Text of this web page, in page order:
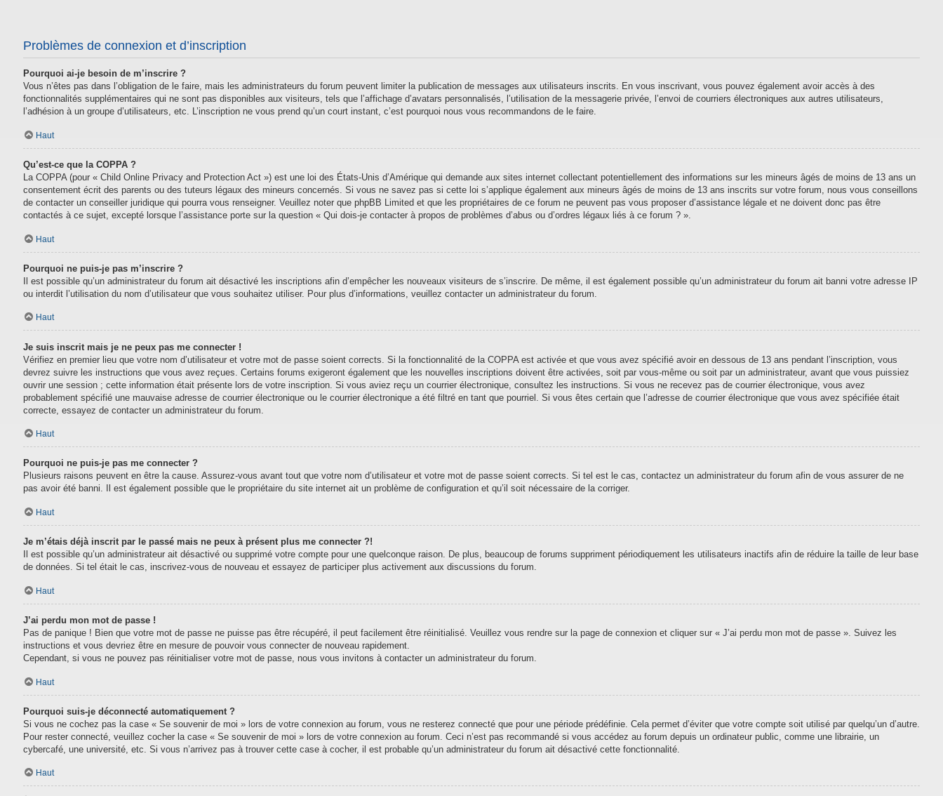
Problèmes de connexion et d’inscription
Pourquoi ai-je besoin de m’inscrire ?
Vous n’êtes pas dans l’obligation de le faire, mais les administrateurs du forum peuvent limiter la publication de messages aux utilisateurs inscrits. En vous inscrivant, vous pouvez également avoir accès à des
fonctionnalités supplémentaires qui ne sont pas disponibles aux visiteurs, tels que l’affichage d’avatars personnalisés, l’utilisation de la messagerie privée, l’envoi de courriers électroniques aux autres utilisateurs,
l’adhésion à un groupe d’utilisateurs, etc. L’inscription ne vous prend qu’un court instant, c’est pourquoi nous vous recommandons de le faire.
Haut
Qu’est-ce que la COPPA ?
La COPPA (pour « Child Online Privacy and Protection Act ») est une loi des États-Unis d’Amérique qui demande aux sites internet collectant potentiellement des informations sur les mineurs âgés de moins de 13 ans un
consentement écrit des parents ou des tuteurs légaux des mineurs concernés. Si vous ne savez pas si cette loi s’applique également aux mineurs âgés de moins de 13 ans inscrits sur votre forum, nous vous conseillons
de contacter un conseiller juridique qui pourra vous renseigner. Veuillez noter que phpBB Limited et que les propriétaires de ce forum ne peuvent pas vous proposer d’assistance légale et ne doivent donc pas être
contactés à ce sujet, excepté lorsque l’assistance porte sur la question « Qui dois-je contacter à propos de problèmes d’abus ou d’ordres légaux liés à ce forum ? ».
Haut
Pourquoi ne puis-je pas m’inscrire ?
Il est possible qu’un administrateur du forum ait désactivé les inscriptions afin d’empêcher les nouveaux visiteurs de s’inscrire. De même, il est également possible qu’un administrateur du forum ait banni votre adresse IP
ou interdit l’utilisation du nom d’utilisateur que vous souhaitez utiliser. Pour plus d’informations, veuillez contacter un administrateur du forum.
Haut
Je suis inscrit mais je ne peux pas me connecter !
Vérifiez en premier lieu que votre nom d’utilisateur et votre mot de passe soient corrects. Si la fonctionnalité de la COPPA est activée et que vous avez spécifié avoir en dessous de 13 ans pendant l’inscription, vous
devrez suivre les instructions que vous avez reçues. Certains forums exigeront également que les nouvelles inscriptions doivent être activées, soit par vous-même ou soit par un administrateur, avant que vous puissiez
ouvrir une session ; cette information était présente lors de votre inscription. Si vous aviez reçu un courrier électronique, consultez les instructions. Si vous ne recevez pas de courrier électronique, vous avez
probablement spécifié une mauvaise adresse de courrier électronique ou le courrier électronique a été filtré en tant que pourriel. Si vous êtes certain que l’adresse de courrier électronique que vous avez spécifiée était
correcte, essayez de contacter un administrateur du forum.
Haut
Pourquoi ne puis-je pas me connecter ?
Plusieurs raisons peuvent en être la cause. Assurez-vous avant tout que votre nom d’utilisateur et votre mot de passe soient corrects. Si tel est le cas, contactez un administrateur du forum afin de vous assurer de ne
pas avoir été banni. Il est également possible que le propriétaire du site internet ait un problème de configuration et qu’il soit nécessaire de la corriger.
Haut
Je m’étais déjà inscrit par le passé mais ne peux à présent plus me connecter ?!
Il est possible qu’un administrateur ait désactivé ou supprimé votre compte pour une quelconque raison. De plus, beaucoup de forums suppriment périodiquement les utilisateurs inactifs afin de réduire la taille de leur base
de données. Si tel était le cas, inscrivez-vous de nouveau et essayez de participer plus activement aux discussions du forum.
Haut
J’ai perdu mon mot de passe !
Pas de panique ! Bien que votre mot de passe ne puisse pas être récupéré, il peut facilement être réinitialisé. Veuillez vous rendre sur la page de connexion et cliquer sur « J’ai perdu mon mot de passe ». Suivez les
instructions et vous devriez être en mesure de pouvoir vous connecter de nouveau rapidement.
Cependant, si vous ne pouvez pas réinitialiser votre mot de passe, nous vous invitons à contacter un administrateur du forum.
Haut
Pourquoi suis-je déconnecté automatiquement ?
Si vous ne cochez pas la case « Se souvenir de moi » lors de votre connexion au forum, vous ne resterez connecté que pour une période prédéfinie. Cela permet d’éviter que votre compte soit utilisé par quelqu’un d’autre.
Pour rester connecté, veuillez cocher la case « Se souvenir de moi » lors de votre connexion au forum. Ceci n’est pas recommandé si vous accédez au forum depuis un ordinateur public, comme une librairie, un
cybercafé, une université, etc. Si vous n’arrivez pas à trouver cette case à cocher, il est probable qu’un administrateur du forum ait désactivé cette fonctionnalité.
Haut